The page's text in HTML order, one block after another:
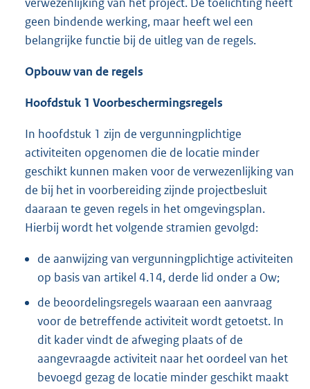
geen bindende werking, maar heeft wel een
belangrijke functie bij de uitleg van de regels.
Opbouw van de regels
Hoofdstuk 1 Voorbeschermingsregels
In hoofdstuk 1 zijn de vergunningplichtige
activiteiten opgenomen die de locatie minder
geschikt kunnen maken voor de verwezenlijking van
de bij het in voorbereiding zijnde projectbesluit
daaraan te geven regels in het omgevingsplan.
Hierbij wordt het volgende stramien gevolgd:
de aanwijzing van vergunningplichtige activiteiten
op basis van artikel 4.14, derde lid onder a Ow;
de beoordelingsregels waaraan een aanvraag
voor de betreffende activiteit wordt getoetst. In
dit kader vindt de afweging plaats of de
aangevraagde activiteit naar het oordeel van het
bevoegd gezag de locatie minder geschikt maakt